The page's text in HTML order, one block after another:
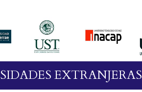
EXTRANJERAS